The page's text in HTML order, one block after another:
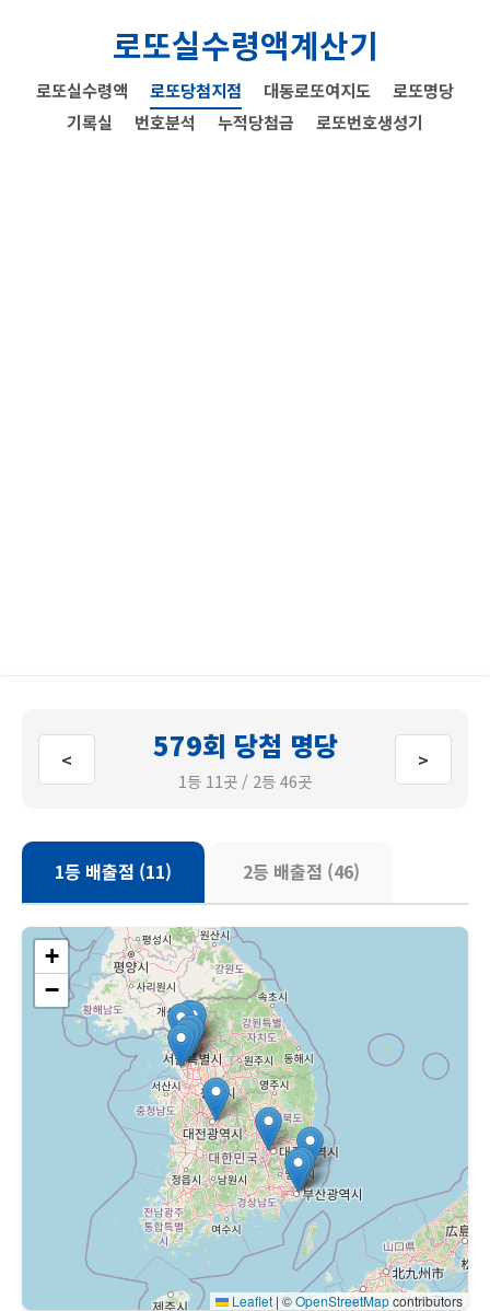
로또실수령액계산기
로또실수령액 로또당첨지점 대동로또여지도
로또명당
기록실
번호분석 누적당첨금 로또번호생성기
< 579회 당첨 명당
1등 11곳 / 2등 46곳
>
1등 배출점 (11) 2등 배출점 (46)
+
−
Leaflet | ©OpenStreetMapcontributors